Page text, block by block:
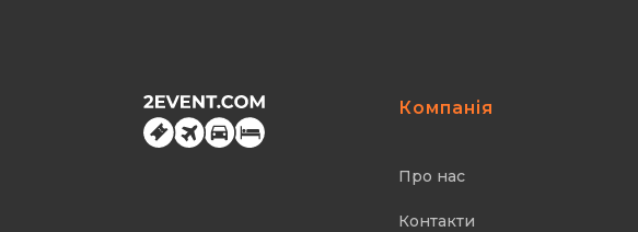
Компанія
Про нас
Контакти